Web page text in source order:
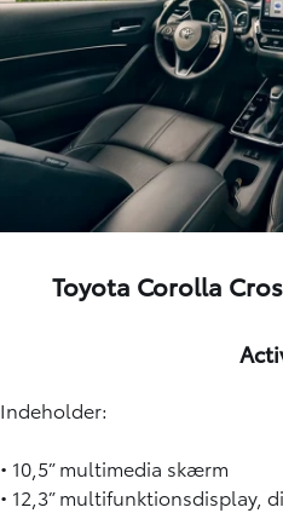
Toyota Corolla
Indeholder:
• 10,5” multimedia skærm
• 12,3” multifunktionsdisplay,